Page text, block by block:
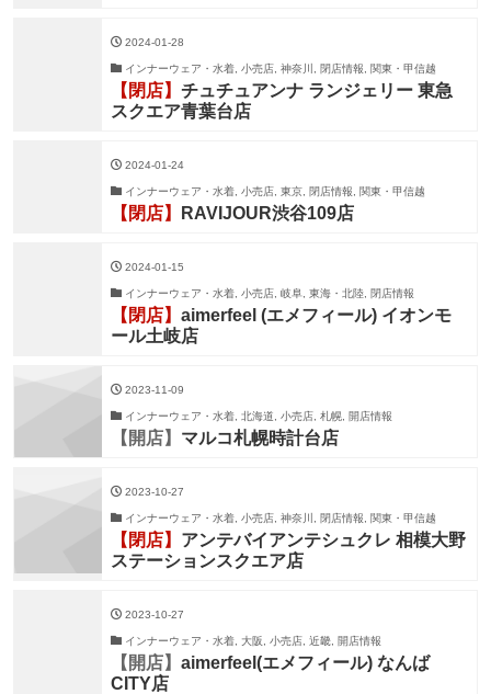
2024-01-28
インナーウェア・水着, 小売店, 神奈川, 閉店情報, 関東・甲信越
【閉店】 チュチュアンナ ランジェリー 東急
スクエア青葉台店
2024-01-24
インナーウェア・水着, 小売店, 東京, 閉店情報, 関東・甲信越
【閉店】 RAVIJOUR渋谷109店
2024-01-15
インナーウェア・水着, 小売店, 岐阜, 東海・北陸, 閉店情報
【閉店】 aimerfeel (エメフィール) イオンモ
ール土岐店
2023-11-09
インナーウェア・水着, 北海道, 小売店, 札幌, 開店情報
【開店】 マルコ札幌時計台店
2023-10-27
インナーウェア・水着, 小売店, 神奈川, 閉店情報, 関東・甲信越
【閉店】 アンテバイアンテシュクレ 相模大野
ステーションスクエア店
2023-10-27
インナーウェア・水着, 大阪, 小売店, 近畿, 開店情報
【開店】 aimerfeel(エメフィール) なんば
CITY店